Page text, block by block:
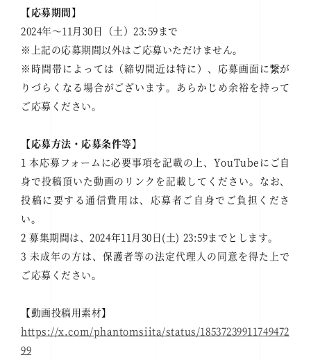
【応募期間】
2024年～11月30日（土）23:59まで
※上記の応募期間以外はご応募いただけません。
※時間帯によっては（締切間近は特に）、応募画面に繋が
りづらくなる場合がございます。あらかじめ余裕を持って
ご応募ください。
【応募方法・応募条件等】
1 本応募フォームに必要事項を記載の上、YouTubeにご自
身で投稿頂いた動画のリンクを記載してください。なお、
投稿に要する通信費用は、応募者ご自身でご負担くださ
い。
2 募集期間は、2024年11月30日(土) 23:59までとします。
3 未成年の方は、保護者等の法定代理人の同意を得た上で
ご応募ください。
【動画投稿用素材】
https://x.com/phantomsiita/status/18537239911749472
99